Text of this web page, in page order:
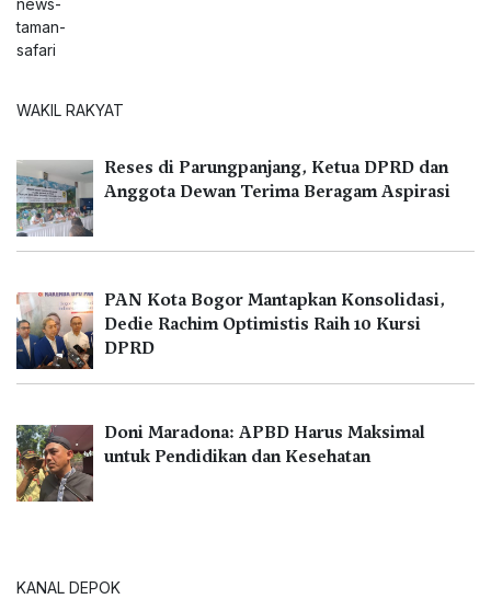
WAKIL RAKYAT
Reses di Parungpanjang, Ketua DPRD dan
Anggota Dewan Terima Beragam Aspirasi
PAN Kota Bogor Mantapkan Konsolidasi,
Dedie Rachim Optimistis Raih 10 Kursi
DPRD
Doni Maradona: APBD Harus Maksimal
untuk Pendidikan dan Kesehatan
KANAL DEPOK